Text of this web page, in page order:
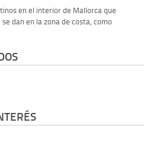
en el interior de Mallorca que
dan en la zona de costa, como